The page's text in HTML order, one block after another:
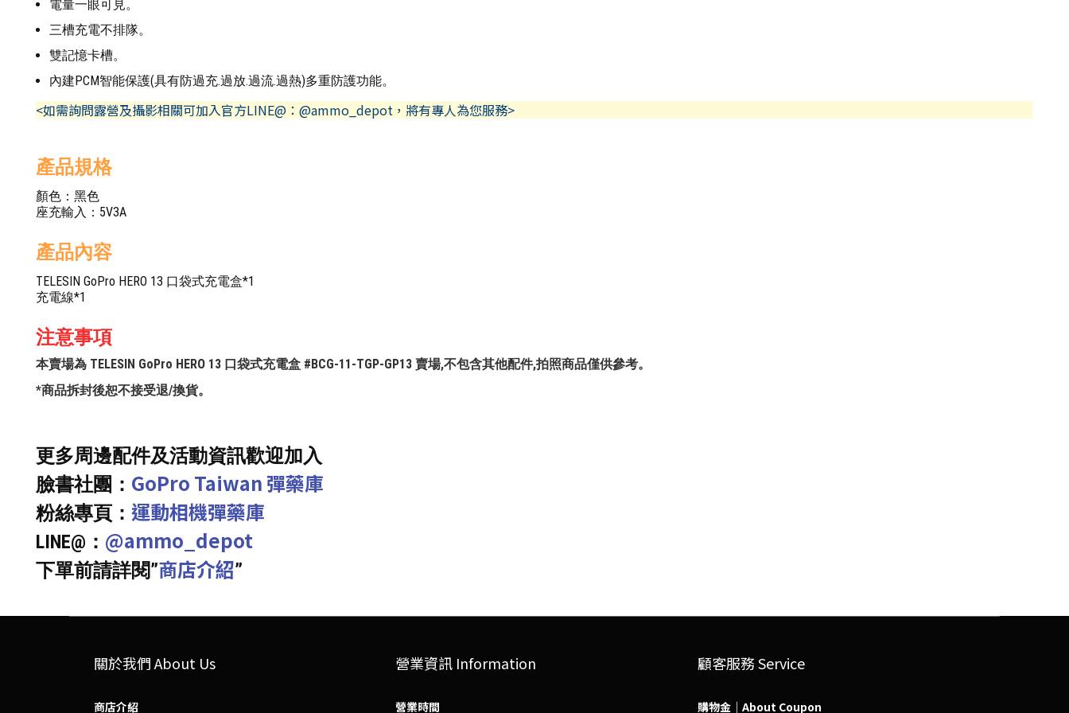
電量一眼可見。
三槽充電不排隊。
雙記憶卡槽。
內建PCM智能保護(具有防過充.過放.過流.過熱)多重防護功能。
<如需詢問露營及攝影相關可加入官方LINE@：@ammo_depot，將有專人為您服務>
產品規格
顏色：黑色
座充輸入：5V3A
產品內容
TELESIN GoPro HERO 13 口袋式充電盒*1
充電線*1
注意事項
本賣場為 TELESIN GoPro HERO 13 口袋式充電盒 #BCG-11-TGP-GP13 賣場,不包含其他配件,拍照商品僅供參考。
*商品拆封後恕不接受退/換貨。
更多周邊配件及活動資訊歡迎加入
臉書社團： GoPro Taiwan 彈藥庫
粉絲專頁： 運動相機彈藥庫
LINE@： @ammo_depot
下單前請詳閱”商店介紹”
關於我們 About Us
商店介紹
營業資訊 Information
營業時間
顧客服務 Service
購物金｜About Coupon